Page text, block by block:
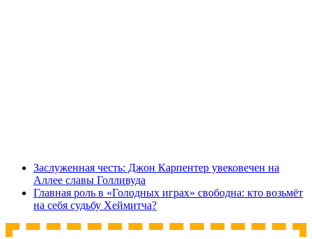
Заслуженная честь: Джон Карпентер увековечен на
Аллее славы Голливуда
Главная роль в «Голодных играх» свободна: кто возьмёт
на себя судьбу Хеймитча?